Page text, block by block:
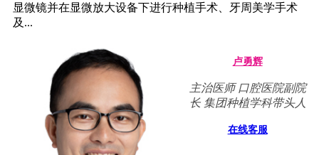
显微镜并在显微放大设备下进行种植手术、牙周美学手术
及...
卢勇辉
主治医师 口腔医院副院
长 集团种植学科带头人
在线客服